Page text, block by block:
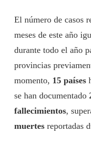
El número de casos
meses de este año
durante todo el año
provincias
momento, 15 países
se han documentado
fallecimientos,
muertes reportadas